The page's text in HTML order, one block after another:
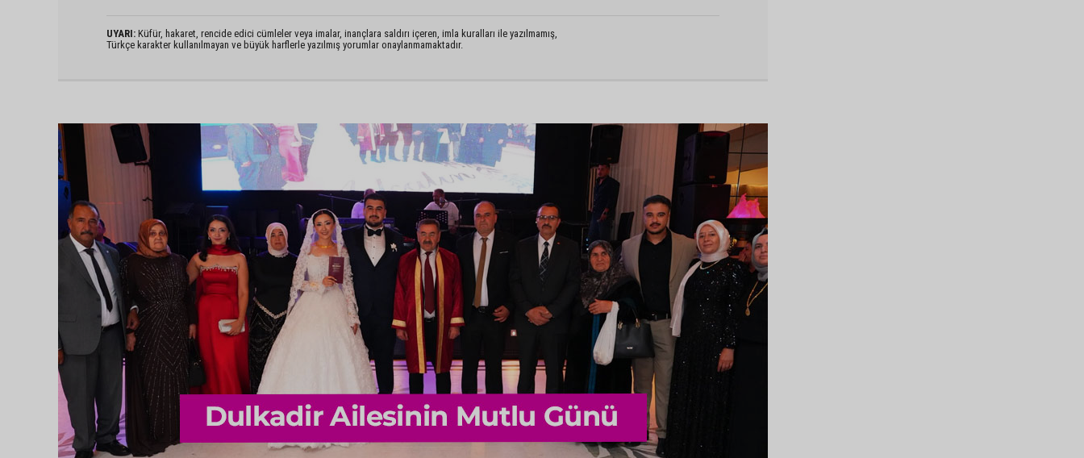
UYARI: Küfür, hakaret, rencide edici cümleler veya imalar, inançlara saldırı içeren, imla kuralları ile yazılmamış,
Türkçe karakter kullanılmayan ve büyük harflerle yazılmış yorumlar onaylanmamaktadır.